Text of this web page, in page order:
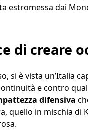
estromessa dai
di creare
si è vista un’Italia
e contro
difensiva
quello in mischia di